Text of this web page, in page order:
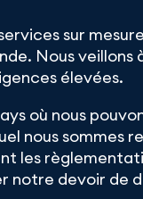
sur
Nous veillons
élevées.
où nous
nous sommes
les
notre devoir de